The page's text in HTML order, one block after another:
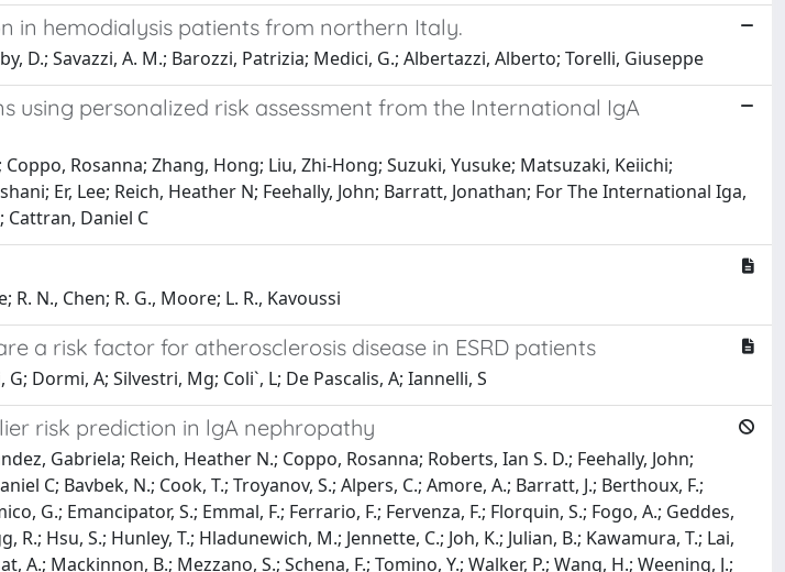
in hemodialysis patients from northern Italy.
D.; Savazzi, A. M.; Barozzi, Patrizia; Medici, G.; Albertazzi, Alberto; Torelli, Giuseppe
using personalized risk assessment from the International IgA
Coppo, Rosanna; Zhang, Hong; Liu, Zhi-Hong; Suzuki, Yusuke; Matsuzaki, Keiichi;
Er, Lee; Reich, Heather N; Feehally, John; Barratt, Jonathan; For The International Iga,
Daniel C
R. N., Chen; R. G., Moore; L. R., Kavoussi
a risk factor for atherosclerosis disease in ESRD patients
Dormi, A; Silvestri, Mg; Coli`, L; De Pascalis, A; Iannelli, S
risk prediction in lgA nephropathy
Gabriela; Reich, Heather N.; Coppo, Rosanna; Roberts, Ian S. D.; Feehally, John;
C; Bavbek, N.; Cook, T.; Troyanov, S.; Alpers, C.; Amore, A.; Barratt, J.; Berthoux, F.;
G.; Emancipator, S.; Emmal, F.; Ferrario, F.; Fervenza, F.; Florquin, S.; Fogo, A.; Geddes,
R.; Hsu, S.; Hunley, T.; Hladunewich, M.; Jennette, C.; Joh, K.; Julian, B.; Kawamura, T.; Lai,
A.; Mackinnon, B.; Mezzano, S.; Schena, F.; Tomino, Y.; Walker, P.; Wang, H.; Weening, J.;